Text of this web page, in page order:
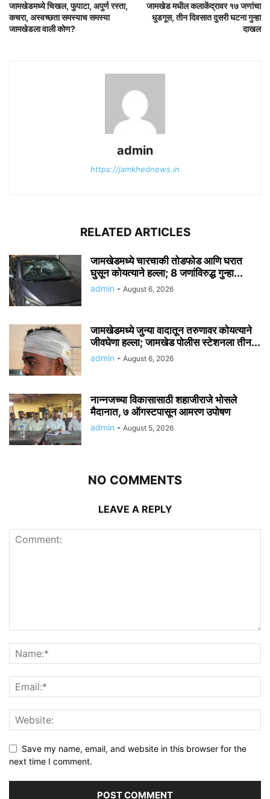
जामखेडमध्ये चिखल, फुपाटा, अपुर्ण रस्ता,
कचरा, अस्वच्छता समस्याच समस्या
जामखेडला वाली कोण?
जामखेड मधील कलाकेंद्रावर १७ जणांचा
धुडगूस, तीन दिवसात दुसरी घटना गुन्हा
दाखल
admin
https://jamkhednews.in
RELATED ARTICLES
जामखेडमध्ये चारचाकी तोडफोड आणि घरात
घुसून कोयत्याने हल्ला; 8 जणांविरुद्ध गुन्हा...
admin - August 6, 2026
जामखेडमध्ये जुन्या वादातून तरुणावर कोयत्याने
जीवघेणा हल्ला; जामखेड पोलीस स्टेशनला तीन...
admin - August 6, 2026
नान्नजच्या विकासासाठी शहाजीराजे भोसले
मैदानात, ७ ऑगस्टपासून आमरण उपोषण
admin - August 5, 2026
NO COMMENTS
LEAVE A REPLY
Save my name, email, and website in this browser for the
next time I comment.